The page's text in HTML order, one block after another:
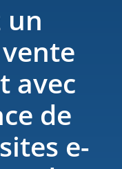
un
avec
de
e-